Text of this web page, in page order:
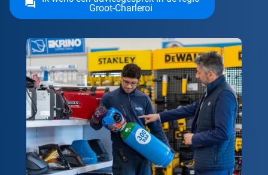
Groot-Charleroi